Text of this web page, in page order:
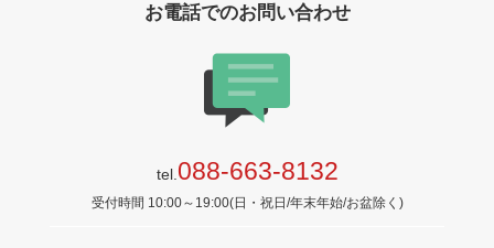
お電話でのお問い合わせ
tel. 088-663-8132
受付時間 10:00～19:00(日・祝日/年末年始/お盆除く)